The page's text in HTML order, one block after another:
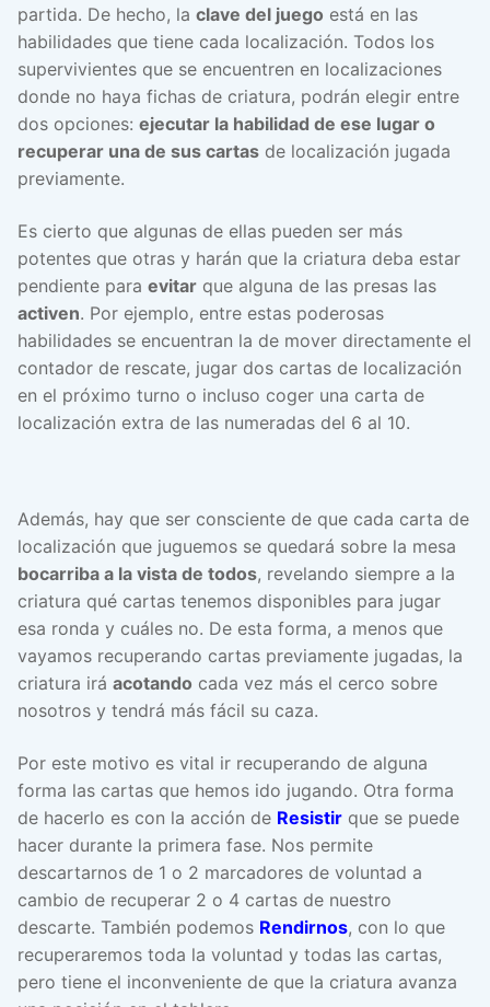
partida. De hecho, la clave del juego está en las
habilidades que tiene cada localización. Todos los
supervivientes que se encuentren en localizaciones
donde no haya fichas de criatura, podrán elegir entre
dos opciones: ejecutar la habilidad de ese lugar o
recuperar una de sus cartas de localización jugada
previamente.
Es cierto que algunas de ellas pueden ser más
potentes que otras y harán que la criatura deba estar
pendiente para evitar que alguna de las presas las
activen. Por ejemplo, entre estas poderosas
habilidades se encuentran la de mover directamente el
contador de rescate, jugar dos cartas de localización
en el próximo turno o incluso coger una carta de
localización extra de las numeradas del 6 al 10.
Además, hay que ser consciente de que cada carta de
localización que juguemos se quedará sobre la mesa
bocarriba a la vista de todos, revelando siempre a la
criatura qué cartas tenemos disponibles para jugar
esa ronda y cuáles no. De esta forma, a menos que
vayamos recuperando cartas previamente jugadas, la
criatura irá acotando cada vez más el cerco sobre
nosotros y tendrá más fácil su caza.
Por este motivo es vital ir recuperando de alguna
forma las cartas que hemos ido jugando. Otra forma
de hacerlo es con la acción de Resistir que se puede
hacer durante la primera fase. Nos permite
descartarnos de 1 o 2 marcadores de voluntad a
cambio de recuperar 2 o 4 cartas de nuestro
descarte. También podemos Rendirnos, con lo que
recuperaremos toda la voluntad y todas las cartas,
pero tiene el inconveniente de que la criatura avanza